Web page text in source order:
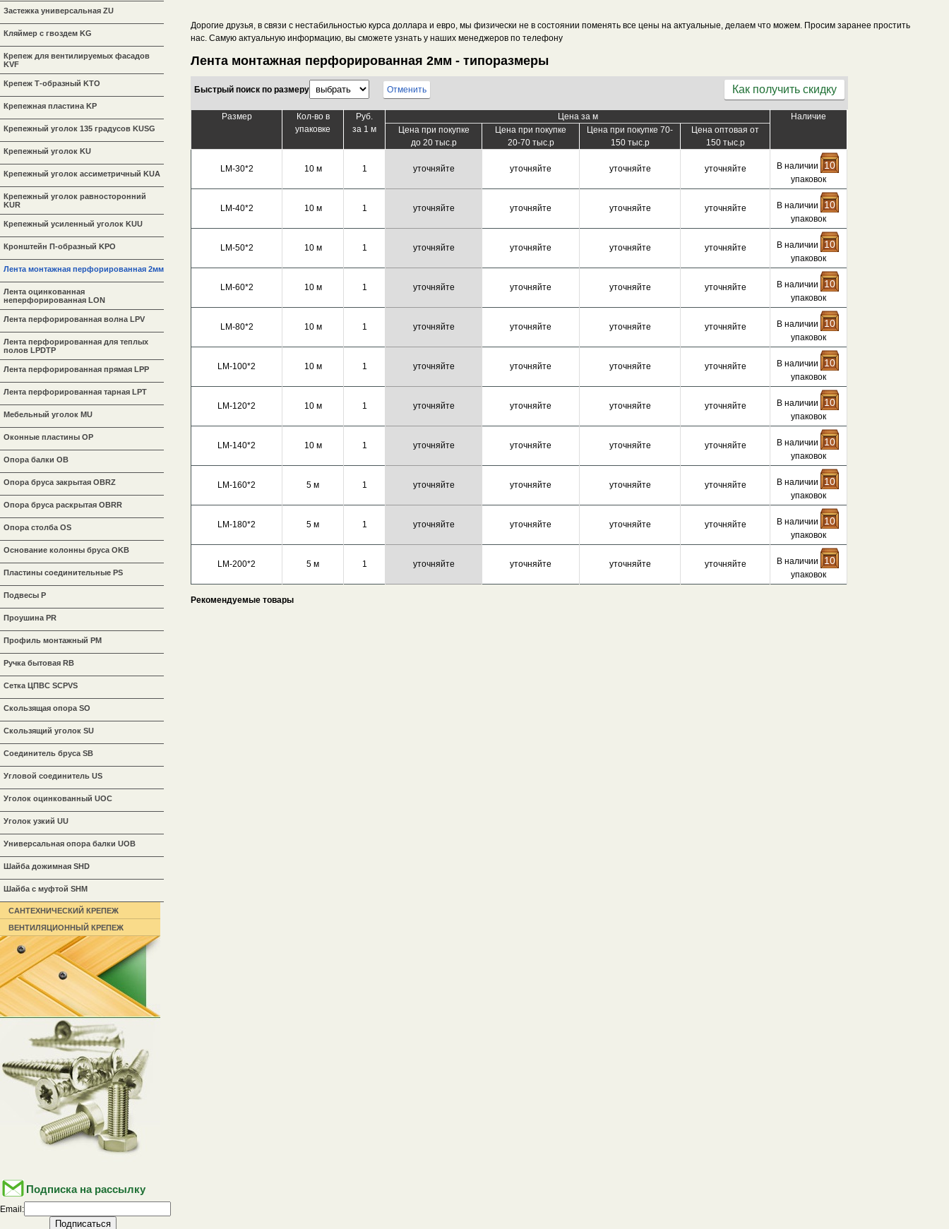
Дорогие друзья, в связи с нестабильностью курса доллара и евро, мы физически не в состоянии поменять все цены на актуальные, делаем что можем. Просим заранее простить
нас. Самую актуальную информацию, вы сможете узнать у наших менеджеров по телефону
Лента монтажная перфорированная 2мм - типоразмеры
Быстрый поиск по размеру Отменить Как получить скидку
Размер
Кол-во в
упаковке
Руб.
за 1 м
Цена за м
Наличие
Цена при покупке
до 20 тыс.р
Цена при покупке
20-70 тыс.р
Цена при покупке 70-
150 тыс.р
Цена оптовая от
150 тыс.р
LM-30*2 10 м 1 уточняйте уточняйте уточняйте уточняйте В наличии 10
упаковок
LM-40*2 10 м 1 уточняйте уточняйте уточняйте уточняйте В наличии 10
упаковок
LM-50*2 10 м 1 уточняйте уточняйте уточняйте уточняйте В наличии 10
упаковок
LM-60*2 10 м 1 уточняйте уточняйте уточняйте уточняйте В наличии 10
упаковок
LM-80*2 10 м 1 уточняйте уточняйте уточняйте уточняйте В наличии 10
упаковок
LM-100*2 10 м 1 уточняйте уточняйте уточняйте уточняйте В наличии 10
упаковок
LM-120*2 10 м 1 уточняйте уточняйте уточняйте уточняйте В наличии 10
упаковок
LM-140*2 10 м 1 уточняйте уточняйте уточняйте уточняйте В наличии 10
упаковок
LM-160*2 5 м 1 уточняйте уточняйте уточняйте уточняйте В наличии 10
упаковок
LM-180*2 5 м 1 уточняйте уточняйте уточняйте уточняйте В наличии 10
упаковок
LM-200*2 5 м 1 уточняйте уточняйте уточняйте уточняйте В наличии 10
упаковок
Рекомендуемые товары
Застежка универсальная ZU
Кляймер с гвоздем KG
Крепеж для вентилируемых фасадов
KVF
Крепеж Т-образный KTO
Крепежная пластина KP
Крепежный уголок 135 градусов KUSG
Крепежный уголок KU
Крепежный уголок ассиметричный KUA
Крепежный уголок равносторонний
KUR
Крепежный усиленный уголок KUU
Кронштейн П-образный KPO
Лента монтажная перфорированная 2мм
Лента оцинкованная
неперфорированная LON
Лента перфорированная волна LPV
Лента перфорированная для теплых
полов LPDTP
Лента перфорированная прямая LPP
Лента перфорированная тарная LPT
Мебельный уголок MU
Оконные пластины OP
Опора балки OB
Опора бруса закрытая OBRZ
Опора бруса раскрытая OBRR
Опора столба OS
Основание колонны бруса OKB
Пластины соединительные PS
Подвесы P
Проушина PR
Профиль монтажный PM
Ручка бытовая RB
Сетка ЦПВС SCPVS
Скользящая опора SO
Скользящий уголок SU
Соединитель бруса SB
Угловой соединитель US
Уголок оцинкованный UOC
Уголок узкий UU
Универсальная опора балки UOB
Шайба дожимная SHD
Шайба с муфтой SHM
САНТЕХНИЧЕСКИЙ КРЕПЕЖ
ВЕНТИЛЯЦИОННЫЙ КРЕПЕЖ
Подписка на рассылку
Email: